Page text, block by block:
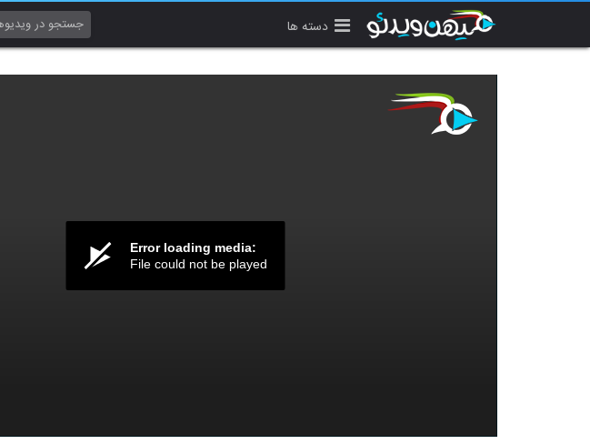
دسته ها
Error loading media:
File could not be played